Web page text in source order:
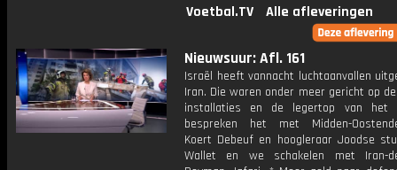
Voetbal.TV
Alle afleveringen
Nieuwsuur: Afl. 161
Israël heeft vannacht luchtaanvallen
Iran. Die waren onder meer gericht op
installaties en de legertop van het
bespreken het met Midden-
Koert Debeuf en hoogleraar Joodse
Wallet en we schakelen met Iran-